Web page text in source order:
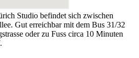
Studio befindet sich zwischen
Gut erreichbar mit dem Bus 31/32
oder zu Fuss circa 10 Minuten